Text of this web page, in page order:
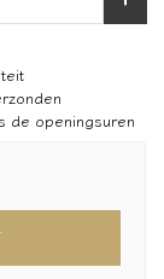
de openingsuren